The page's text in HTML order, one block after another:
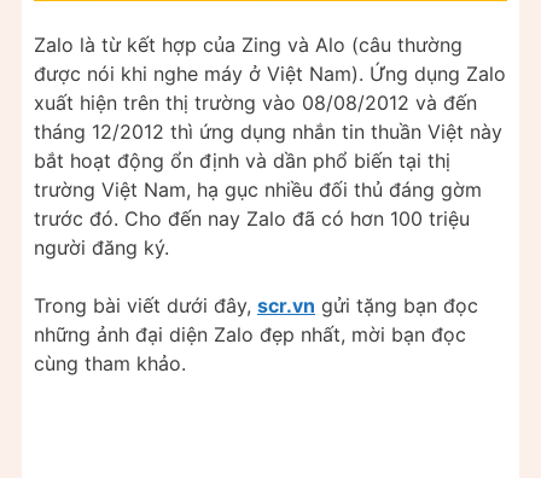
Zalo là từ kết hợp của Zing và Alo (câu thường
được nói khi nghe máy ở Việt Nam). Ứng dụng Zalo
xuất hiện trên thị trường vào 08/08/2012 và đến
tháng 12/2012 thì ứng dụng nhắn tin thuần Việt này
bắt hoạt động ổn định và dần phổ biến tại thị
trường Việt Nam, hạ gục nhiều đối thủ đáng gờm
trước đó. Cho đến nay Zalo đã có hơn 100 triệu
người đăng ký.
Trong bài viết dưới đây, scr.vn gửi tặng bạn đọc
những ảnh đại diện Zalo đẹp nhất, mời bạn đọc
cùng tham khảo.